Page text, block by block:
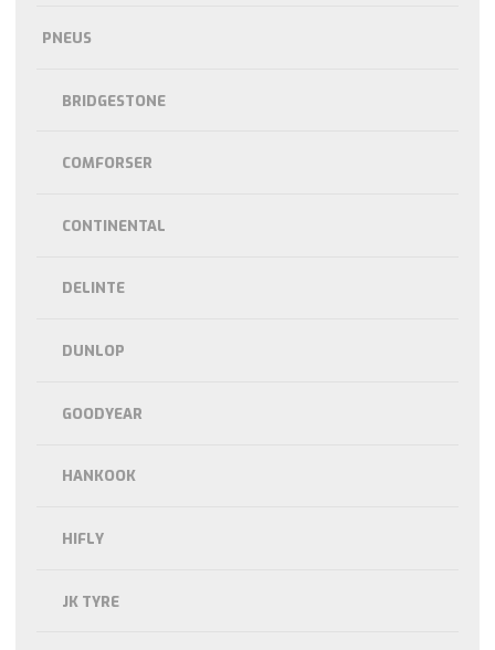
PNEUS
BRIDGESTONE
COMFORSER
CONTINENTAL
DELINTE
DUNLOP
GOODYEAR
HANKOOK
HIFLY
JK TYRE